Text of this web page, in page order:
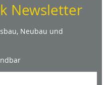
Newsletter
Neubau und